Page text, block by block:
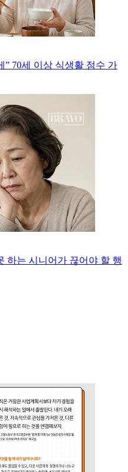
” 70세 이상 식생활 점수 가
하는 시니어가 끊어야 할 행